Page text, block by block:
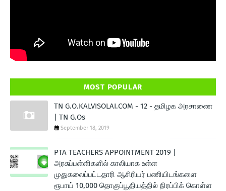
MOST POPULAR
TN G.O.KALVISOLAI.COM - 12 - தமிழக அரசாணை
| TN G.Os
September 18, 2019
PTA TEACHERS APPOINTMENT 2019 |
அரசுப்பள்ளிகளில் காலியாக உள்ள
முதுகலைப்பட்டதாரி ஆசிரியர் பணியிடங்களை
ரூபாய் 10,000 தொகுப்பூதியத்தில் நிரப்பிக் கொள்ள